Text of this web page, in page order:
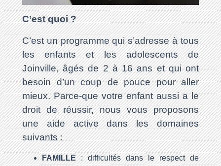
C’est quoi ?
C’est un programme qui s’adresse à tous
les enfants et les adolescents de
Joinville, âgés de 2 à 16 ans et qui ont
besoin d’un coup de pouce pour aller
mieux. Parce-que votre enfant aussi a le
droit de réussir, nous vous proposons
une aide active dans les domaines
suivants :
FAMILLE: difficultés dans le respect de